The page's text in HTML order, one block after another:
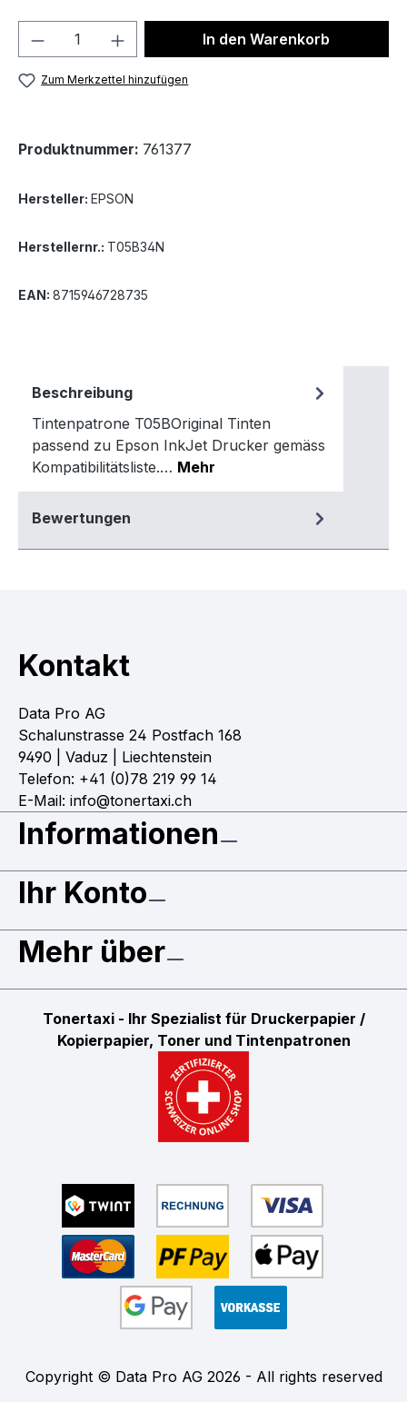
Produkt Anzahl: Gib denIn den Warenkorb
Zum Merkzettel hinzufügen
Produktnummer: 761377
Hersteller: EPSON
Herstellernr.: T05B34N
EAN: 8715946728735
Beschreibung
Tintenpatrone T05BOriginal Tinten
passend zu Epson InkJet Drucker gemäss
Kompatibilitätsliste.… Mehr
Bewertungen
Kontakt
Data Pro AG
Schalunstrasse 24 Postfach 168
9490 | Vaduz | Liechtenstein
Telefon: +41 (0)78 219 99 14
E-Mail: info@tonertaxi.ch
Informationen
Ihr Konto
Mehr über
Tonertaxi - Ihr Spezialist für Druckerpapier /
Kopierpapier, Toner und Tintenpatronen
Copyright © Data Pro AG 2026 - All rights reserved